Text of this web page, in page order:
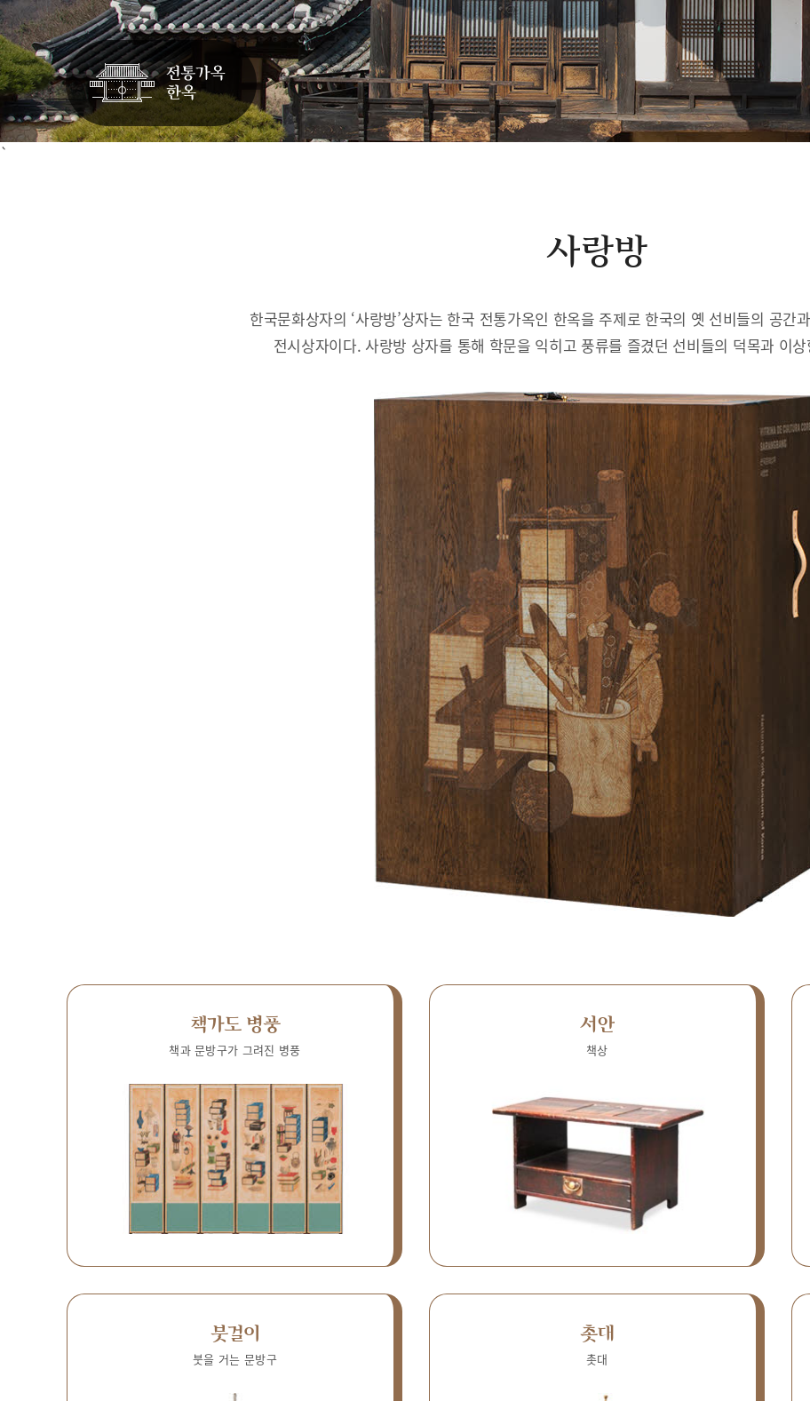
`
사랑방
한국문화상자의 ‘사랑방’상자는 한국 전통가옥인 한옥을 주제로 한국의 옛 선비들의 공간
전시상자이다. 사랑방 상자를 통해 학문을 익히고 풍류를 즐겼던 선비들의 덕목과 이
책가도 병풍
책과 문방구가 그려진 병풍
서안
책상
붓걸이
붓을 거는 문방구
촛대
촛대